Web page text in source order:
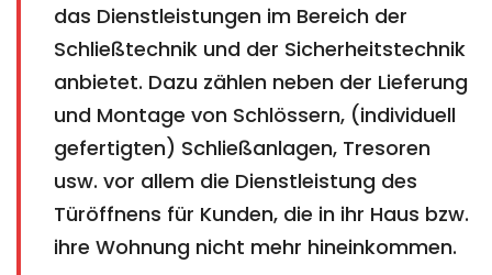
das Dienstleistungen im Bereich der
Schließtechnik und der Sicherheitstechnik
anbietet. Dazu zählen neben der Lieferung
und Montage von Schlössern, (individuell
gefertigten) Schließanlagen, Tresoren
usw. vor allem die Dienstleistung des
Türöffnens für Kunden, die in ihr Haus bzw.
ihre Wohnung nicht mehr hineinkommen.